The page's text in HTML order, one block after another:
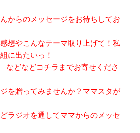
からのメッセージをお待ちしてお
想やこんなテーマ取り上げて！私
に出たいっ！
などなどコチラまでお寄せくださ
を贈ってみませんか？ママスタが
ラジオを通してママからのメッセ